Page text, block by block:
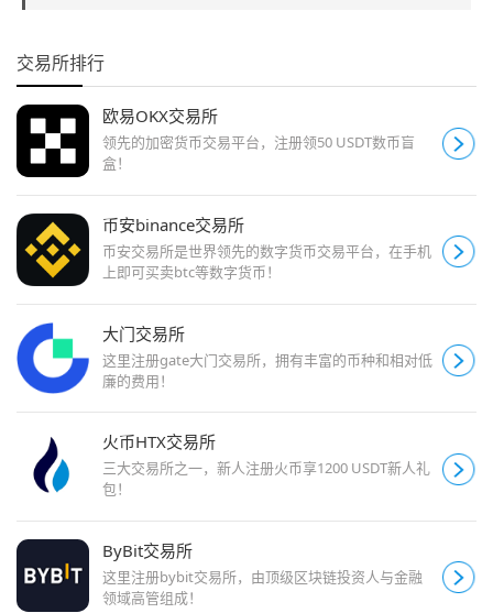
交易所排行
欧易OKX交易所
领先的加密货币交易平台，注册领50 USDT数币盲
盒！
币安binance交易所
币安交易所是世界领先的数字货币交易平台，在手机
上即可买卖btc等数字货币！
大门交易所
这里注册gate大门交易所，拥有丰富的币种和相对低
廉的费用！
火币HTX交易所
三大交易所之一，新人注册火币享1200 USDT新人礼
包！
ByBit交易所
这里注册bybit交易所，由顶级区块链投资人与金融
领域高管组成！